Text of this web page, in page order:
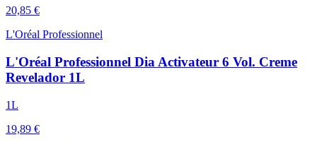
20,85 €
L'Oréal Professionnel
L'Oréal Professionnel Dia Activateur 6 Vol. Creme
Revelador 1L
1L
19,89 €